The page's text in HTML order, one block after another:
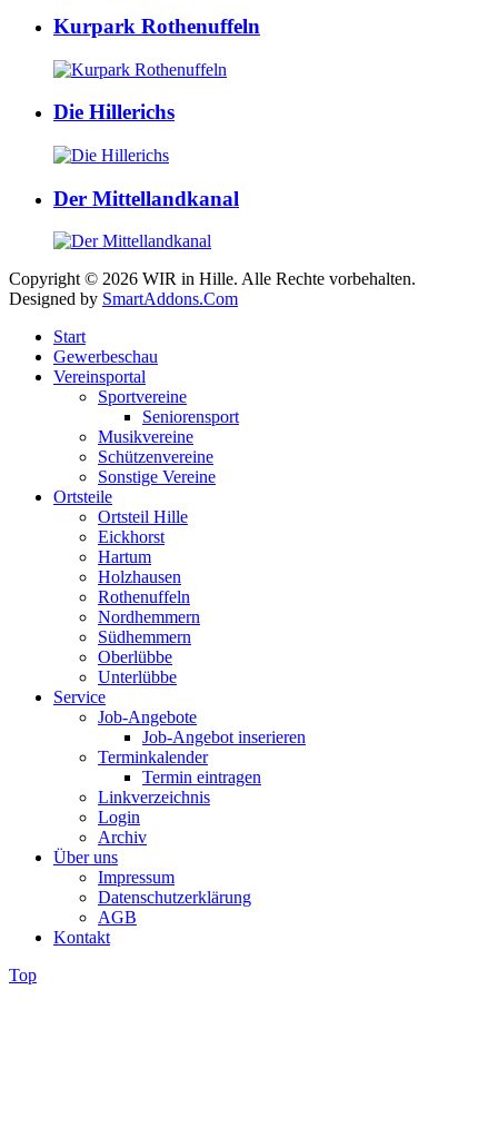
Kurpark Rothenuffeln
Die Hillerichs
Der Mittellandkanal
Copyright © 2026 WIR in Hille. Alle Rechte vorbehalten.
Designed by SmartAddons.Com
Start
Gewerbeschau
Vereinsportal
Sportvereine
Seniorensport
Musikvereine
Schützenvereine
Sonstige Vereine
Ortsteile
Ortsteil Hille
Eickhorst
Hartum
Holzhausen
Rothenuffeln
Nordhemmern
Südhemmern
Oberlübbe
Unterlübbe
Service
Job-Angebote
Job-Angebot inserieren
Terminkalender
Termin eintragen
Linkverzeichnis
Login
Archiv
Über uns
Impressum
Datenschutzerklärung
AGB
Kontakt
Top